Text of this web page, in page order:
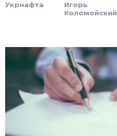
Укрнафта
Игорь
Коломойский